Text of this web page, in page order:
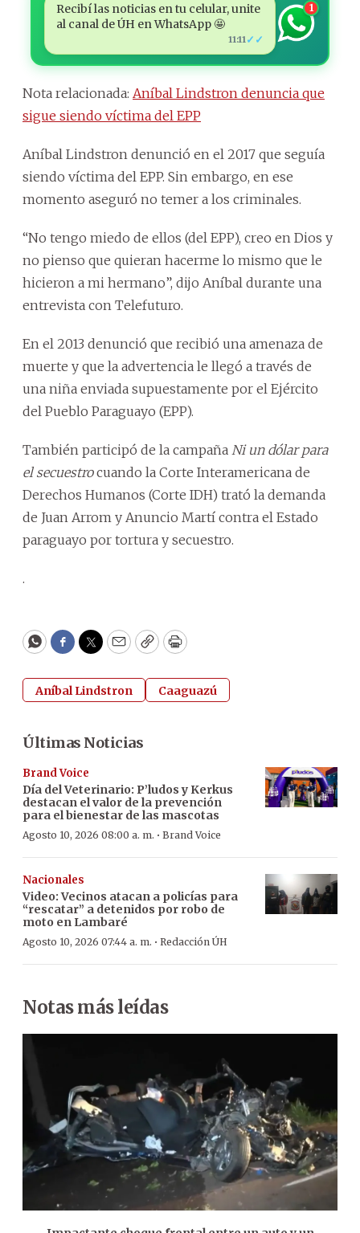
Recibí las noticias en tu celular, unite
al canal de ÚH en WhatsApp 🤩
11:11 ✓✓
1
Nota relacionada: Aníbal Lindstron denuncia que
sigue siendo víctima del EPP
Aníbal Lindstron denunció en el 2017 que seguía
siendo víctima del EPP. Sin embargo, en ese
momento aseguró no temer a los criminales.
“No tengo miedo de ellos (del EPP), creo en Dios y
no pienso que quieran hacerme lo mismo que le
hicieron a mi hermano”, dijo Aníbal durante una
entrevista con Telefuturo.
En el 2013 denunció que recibió una amenaza de
muerte y que la advertencia le llegó a través de
una niña enviada supuestamente por el Ejército
del Pueblo Paraguayo (EPP).
También participó de la campaña Ni un dólar para
el secuestrocuando la Corte Interamericana de
Derechos Humanos (Corte IDH) trató la demanda
de Juan Arrom y Anuncio Martí contra el Estado
paraguayo por tortura y secuestro.
.
WhatsApp
Facebook
Twitter
EmailCopyPrint
Aníbal Lindstron Caaguazú
Últimas Noticias
Brand Voice
Día del Veterinario: P’ludos y Kerkus
destacan el valor de la prevención
para el bienestar de las mascotas
Agosto 10, 2026 08:00 a. m. · Brand Voice
Nacionales
Video: Vecinos atacan a policías para
“rescatar” a detenidos por robo de
moto en Lambaré
Agosto 10, 2026 07:44 a. m. · Redacción ÚH
Notas más leídas